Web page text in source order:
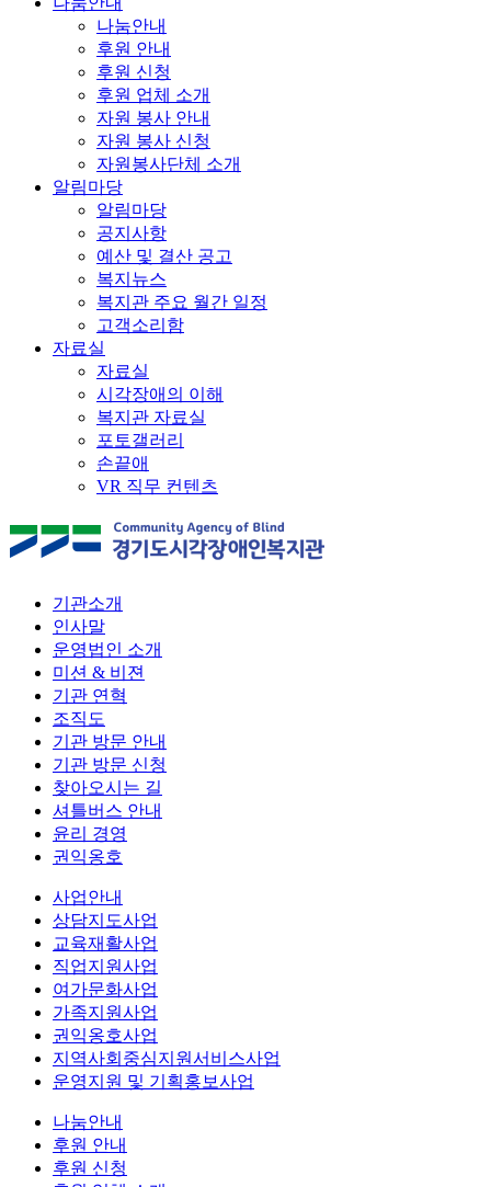
나눔안내
후원 안내
후원 신청
후원 업체 소개
자원 봉사 안내
자원 봉사 신청
자원봉사단체 소개
알림마당
알림마당
공지사항
예산 및 결산 공고
복지뉴스
복지관 주요 월간 일정
고객소리함
자료실
자료실
시각장애의 이해
복지관 자료실
포토갤러리
손끝애
VR 직무 컨텐츠
기관소개
인사말
운영법인 소개
미션 & 비젼
기관 연혁
조직도
기관 방문 안내
기관 방문 신청
찾아오시는 길
셔틀버스 안내
윤리 경영
권익옹호
사업안내
상담지도사업
교육재활사업
직업지원사업
여가문화사업
가족지원사업
권익옹호사업
지역사회중심지원서비스사업
운영지원 및 기획홍보사업
나눔안내
후원 안내
후원 신청